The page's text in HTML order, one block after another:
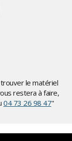
le matériel
restera à faire,
04 73 26 98 47"